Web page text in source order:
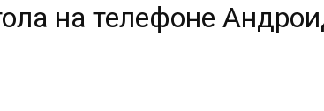
на телефоне